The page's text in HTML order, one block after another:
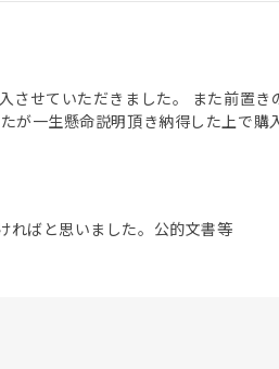
させていただきました。 また前置
が一生懸命説明頂き納得した上で購
ればと思いました。公的文書等